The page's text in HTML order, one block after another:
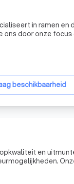
in ramen en
door onze focus
beschikbaarheid
en